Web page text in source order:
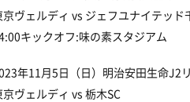
京ヴェルディ vs ジェフユナイテッド
00キックオフ:味の素スタジアム
年11月5日（日）明治安田生命J2
京ヴェルディ vs 栃木SC